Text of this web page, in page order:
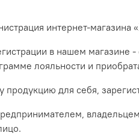
интернет-магазина
в нашем магазине
лояльности и
для себя,